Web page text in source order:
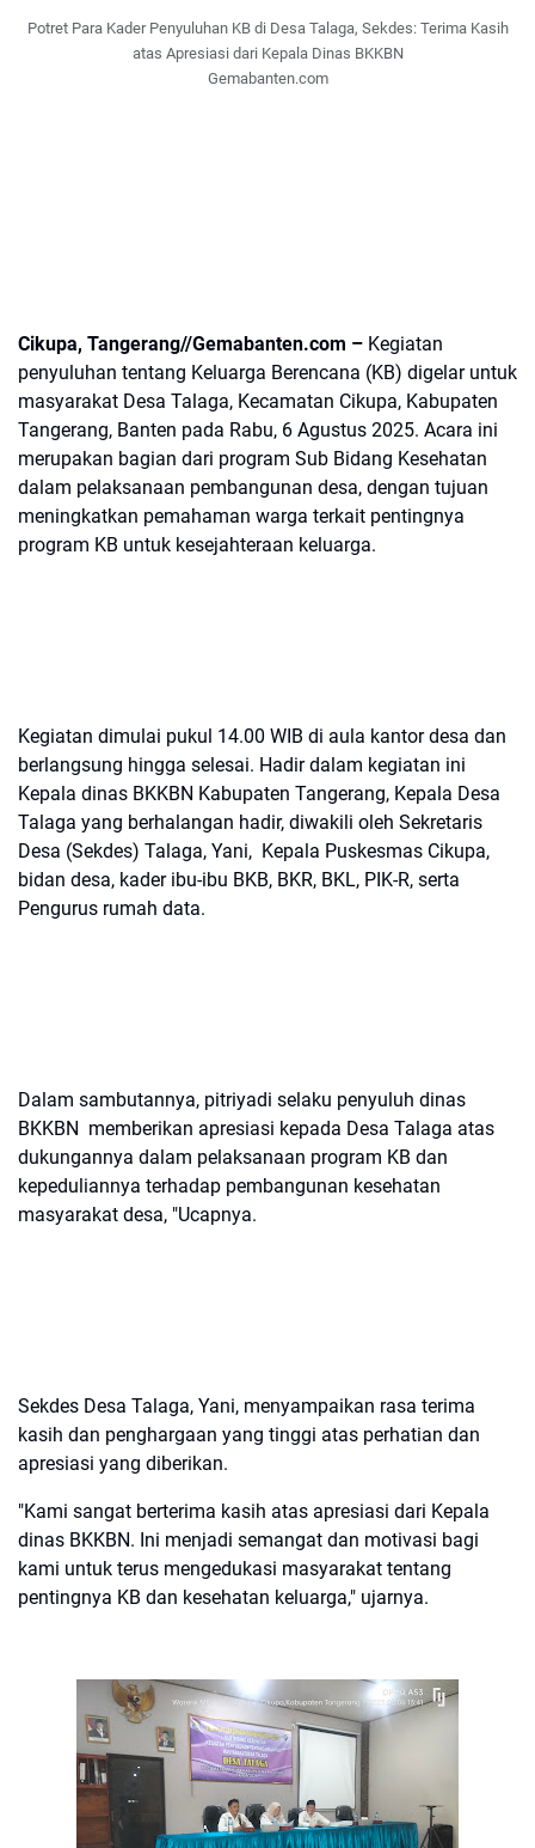
Potret Para Kader Penyuluhan KB di Desa Talaga, Sekdes: Terima Kasih
atas Apresiasi dari Kepala Dinas BKKBN
Gemabanten.com
Cikupa, Tangerang//Gemabanten.com – Kegiatan
penyuluhan tentang Keluarga Berencana (KB) digelar untuk
masyarakat Desa Talaga, Kecamatan Cikupa, Kabupaten
Tangerang, Banten pada Rabu, 6 Agustus 2025. Acara ini
merupakan bagian dari program Sub Bidang Kesehatan
dalam pelaksanaan pembangunan desa, dengan tujuan
meningkatkan pemahaman warga terkait pentingnya
program KB untuk kesejahteraan keluarga.
Kegiatan dimulai pukul 14.00 WIB di aula kantor desa dan
berlangsung hingga selesai. Hadir dalam kegiatan ini
Kepala dinas BKKBN Kabupaten Tangerang, Kepala Desa
Talaga yang berhalangan hadir, diwakili oleh Sekretaris
Desa (Sekdes) Talaga, Yani, Kepala Puskesmas Cikupa,
bidan desa, kader ibu-ibu BKB, BKR, BKL, PIK-R, serta
Pengurus rumah data.
Dalam sambutannya, pitriyadi selaku penyuluh dinas
BKKBN memberikan apresiasi kepada Desa Talaga atas
dukungannya dalam pelaksanaan program KB dan
kepeduliannya terhadap pembangunan kesehatan
masyarakat desa, "Ucapnya.
Sekdes Desa Talaga, Yani, menyampaikan rasa terima
kasih dan penghargaan yang tinggi atas perhatian dan
apresiasi yang diberikan.
"Kami sangat berterima kasih atas apresiasi dari Kepala
dinas BKKBN. Ini menjadi semangat dan motivasi bagi
kami untuk terus mengedukasi masyarakat tentang
pentingnya KB dan kesehatan keluarga," ujarnya.